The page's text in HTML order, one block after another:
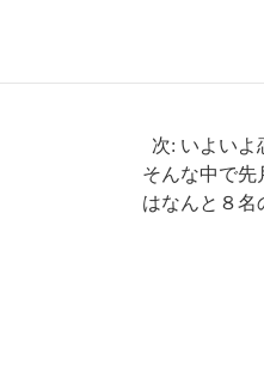
次: いよいよ
そんな中で先
はなんと８名